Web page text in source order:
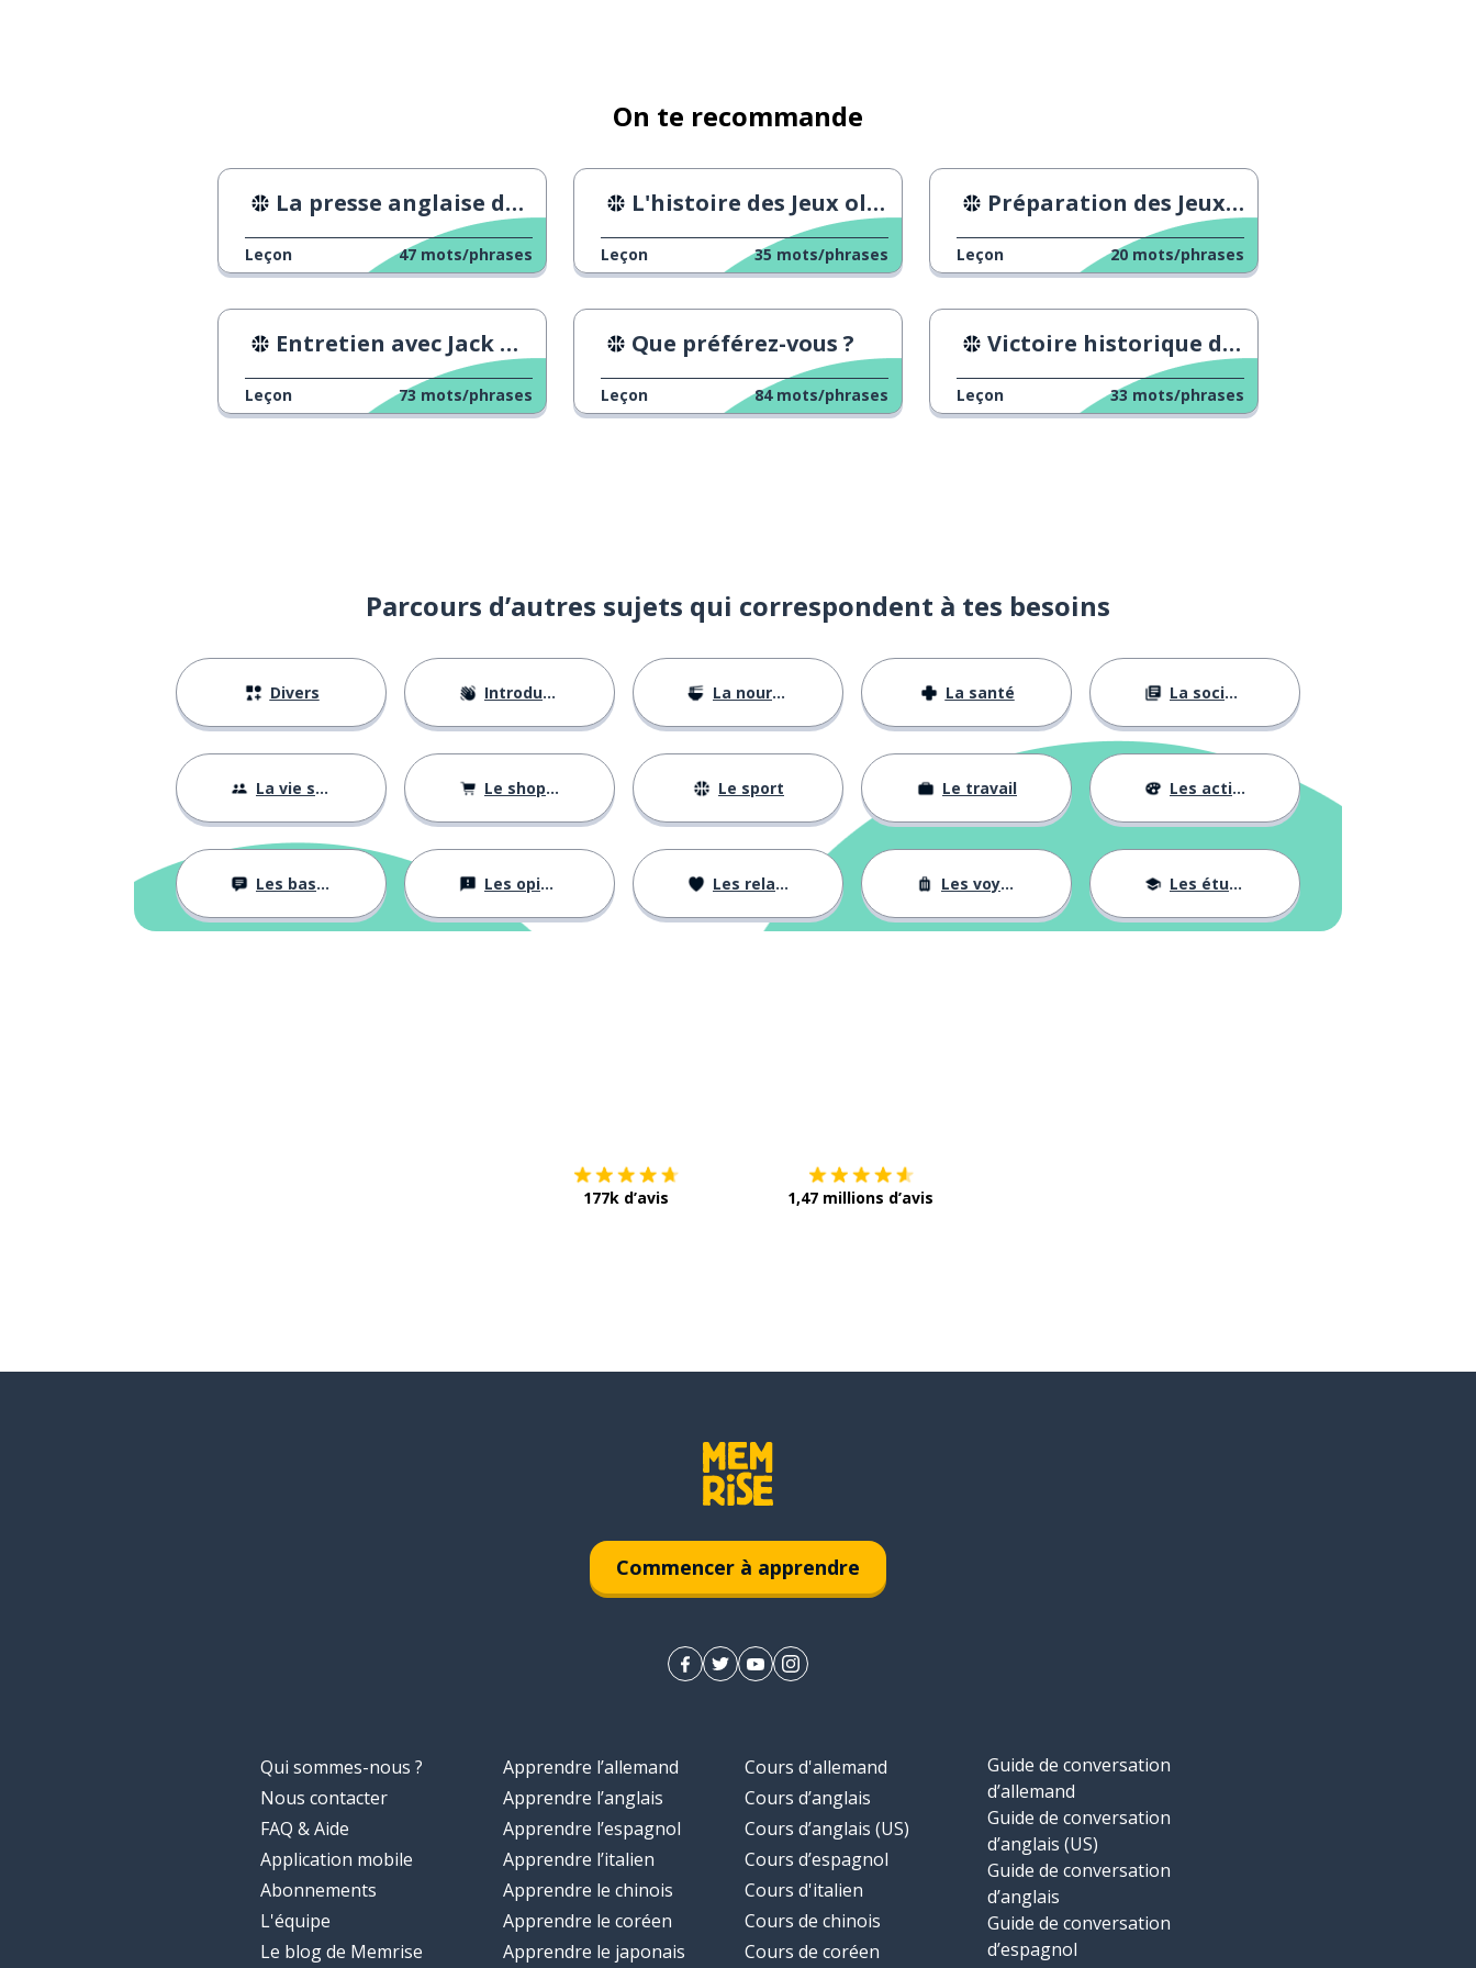
On te recommande
La presse anglaise du football
Leçon 47 mots/phrases
L'histoire des Jeux olympiques
Leçon 35 mots/phrases
Préparation des Jeux olympiques de Paris 2024
Leçon 20 mots/phrases
Entretien avec Jack Willis
Leçon 73 mots/phrases
Que préférez-vous ?
Leçon 84 mots/phrases
Victoire historique de l'Angleterre en basket-ball
Leçon 33 mots/phrases
Parcours d’autres sujets qui correspondent à tes besoins
Divers Introductions La nourriture La santé La société
La vie sociale Le shopping Le sport Le travail Les activités
Les bases Les opinions Les relations Les voyages Les études
177k d’avis 1,47 millions d’avis
Commencer à apprendre
Qui sommes-nous ?
Nous contacter
FAQ & Aide
Application mobile
Abonnements
L'équipe
Le blog de Memrise
Apprendre l’allemand
Apprendre l’anglais
Apprendre l’espagnol
Apprendre l’italien
Apprendre le chinois
Apprendre le coréen
Apprendre le japonais
Cours d'allemand
Cours d’anglais
Cours d’anglais (US)
Cours d’espagnol
Cours d'italien
Cours de chinois
Cours de coréen
Guide de conversation
d’allemand
Guide de conversation
d’anglais (US)
Guide de conversation
d’anglais
Guide de conversation
d’espagnol